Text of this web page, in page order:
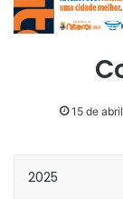
15 de
2025